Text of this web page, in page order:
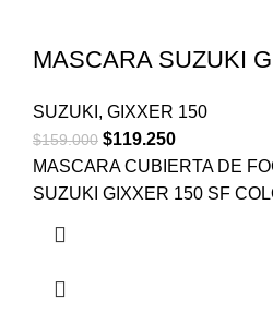
MASCARA SUZUKI
SUZUKI , GIXXER 150
$159.000 $119.250
MASCARA CUBIERTA DE
SUZUKI GIXXER 150 SF